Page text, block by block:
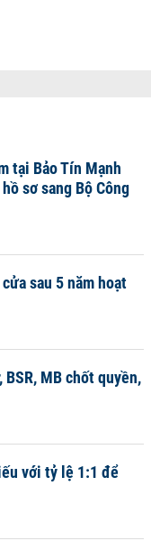
tại Bảo Tín Mạnh
sơ sang Bộ Công
sau 5 năm hoạt
MB chốt quyền,
với tỷ lệ 1:1 để